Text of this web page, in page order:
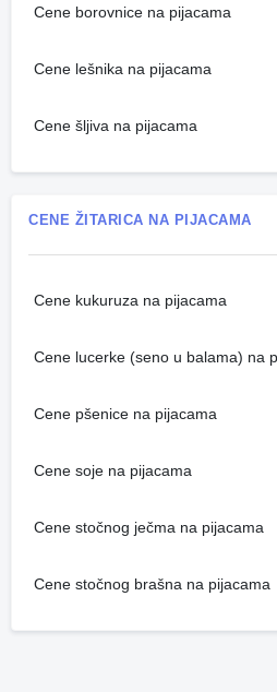
Cene borovnice na pijacama
Cene lešnika na pijacama
Cene šljiva na pijacama
CENE ŽITARICA NA PIJACAMA
Cene kukuruza na pijacama
Cene lucerke (seno u balama) na
Cene pšenice na pijacama
Cene soje na pijacama
Cene stočnog ječma na pijacama
Cene stočnog brašna na pijacama